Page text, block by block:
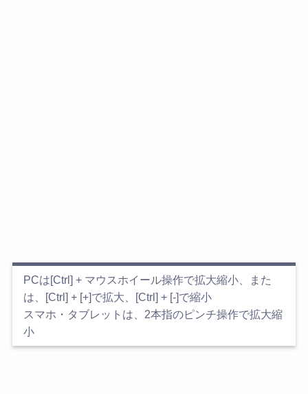
PCは[Ctrl] + マウスホイール操作で拡大縮小、また
は、[Ctrl] + [+]で拡大、[Ctrl] + [-]で縮小
スマホ・タブレットは、2本指のピンチ操作で拡大縮
小